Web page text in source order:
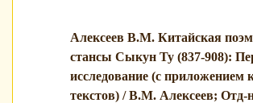
Алексеев В.М. Китайская
стансы Сыкун Ту (837-908):
исследование (с приложением
текстов) / В.М. Алексеев; Отд-